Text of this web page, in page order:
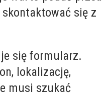
się z
się formularz.
lokalizację,
musi szukać